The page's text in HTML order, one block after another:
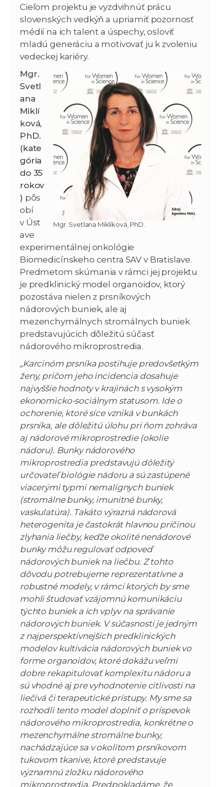
Cieľom projektu je vyzdvihnúť prácu
slovenských vedkýň a upriamiť pozornosť
médií na ich talent a úspechy, osloviť
mladú generáciu a motivovať ju k zvoleniu
vedeckej kariéry.
Mgr. Svetlana Miklíková, PhD.
Mgr.
Svetl
ana
Miklí
ková,
PhD.
(kate
gória
do 35
rokov
) pôs
obí
v Úst
ave
experimentálnej onkológie
Biomedicínskeho centra SAV v Bratislave.
Predmetom skúmania v rámci jej projektu
je predklinický model organoidov, ktorý
pozostáva nielen z prsníkových
nádorových buniek, ale aj
mezenchymálnych stromálnych buniek
predstavujúcich dôležitú súčasť
nádorového mikroprostredia.
„Karcinóm prsníka postihuje predovšetkým
ženy, pričom jeho incidencia dosahuje
najvyššie hodnoty v krajinách s vysokým
ekonomicko-sociálnym statusom. Ide o
ochorenie, ktoré síce vzniká v bunkách
prsníka, ale dôležitú úlohu pri ňom zohráva
aj nádorové mikroprostredie (okolie
nádoru). Bunky nádorového
mikroprostredia predstavujú dôležitý
určovateľ biológie nádoru a sú zastúpené
viacerými typmi nemalígnych buniek
(stromálne bunky, imunitné bunky,
vaskulatúra). Takáto výrazná nádorová
heterogenita je častokrát hlavnou príčinou
zlyhania liečby, keďže okolité nenádorové
bunky môžu regulovať odpoveď
nádorových buniek na liečbu. Z tohto
dôvodu potrebujeme reprezentatívne a
robustné modely, v rámci ktorých by sme
mohli študovať vzájomnú komunikáciu
týchto buniek a ich vplyv na správanie
nádorových buniek. V súčasnosti je jedným
z najperspektívnejších predklinických
modelov kultivácia nádorových buniek vo
forme organoidov, ktoré dokážu veľmi
dobre rekapitulovať komplexitu nádoru a
sú vhodné aj pre vyhodnotenie citlivosti na
liečivá či terapeutické prístupy. My sme sa
rozhodli tento model doplniť o príspevok
nádorového mikroprostredia, konkrétne o
mezenchymálne stromálne bunky,
nachádzajúce sa v okolitom prsníkovom
tukovom tkanive, ktoré predstavuje
významnú zložku nádorového
mikroprostredia. Predpokladáme, že